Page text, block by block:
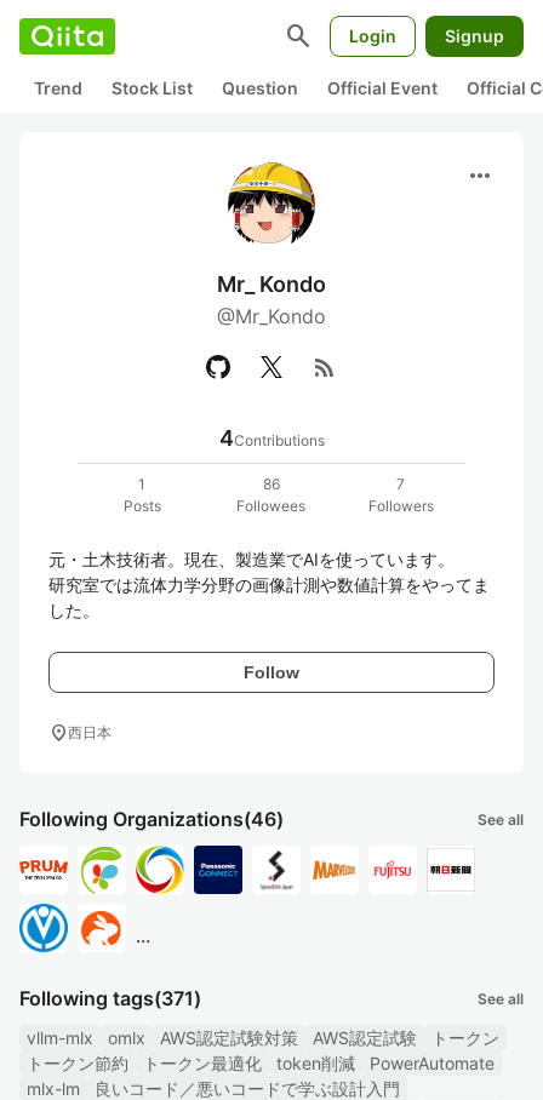
search Login Signup
Trend Stock List Question Official Event Official
more_horiz
Mr_ Kondo
@Mr_Kondo
rss_feed
4Contributions
1
Posts
86
Followees
7
Followers
元・土木技術者。現在、製造業でAIを使っています。
研究室では流体力学分野の画像計測や数値計算をやってま
した。
Follow
location_on西日本
Following Organizations(46) See all
...
Following tags(371) See all
vllm-mlx omlx AWS認定試験対策 AWS認定試験
トークン
トークン節約
トークン最適化 token削減
PowerAutomate
mlx-lm
良いコード／悪いコードで学ぶ設計入門